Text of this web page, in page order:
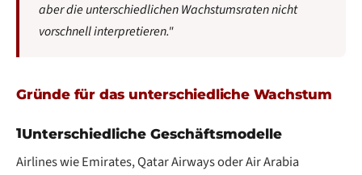
aber die unterschiedlichen Wachstumsraten nicht
vorschnell interpretieren."
Gründe für das unterschiedliche Wachstum
1Unterschiedliche Geschäftsmodelle
Airlines wie Emirates, Qatar Airways oder Air Arabia